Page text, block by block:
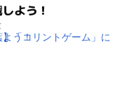
よう！